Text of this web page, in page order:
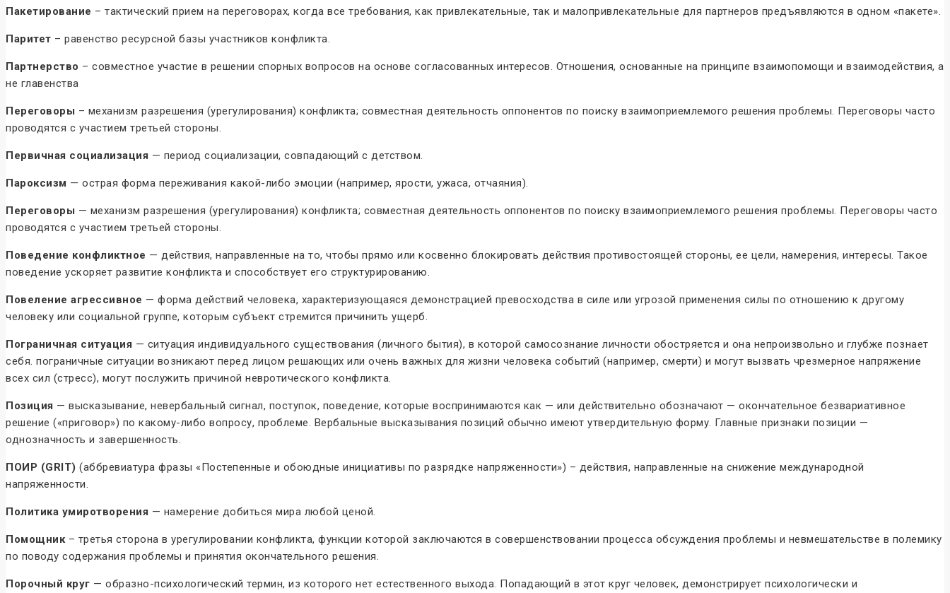
Пакетирование – тактический прием на переговорах, когда все требования, как привлекательные, так и малопривлекательные для партнеров предъявляются в одном «пакете».
Паритет – равенство ресурсной базы участников конфликта.
Партнерство – совместное участие в решении спорных вопросов на основе согласованных интересов. Отношения, основанные на принципе взаимопомощи и взаимодействия, а
не главенства
Переговоры – механизм разрешения (урегулирования) конфликта; совместная деятельность оппонентов по поиску взаимоприемлемого решения проблемы. Переговоры часто
проводятся с участием третьей стороны.
Первичная социализация — период социализации, совпадающий с детством.
Пароксизм — острая форма переживания какой-либо эмоции (например, ярости, ужаса, отчаяния).
Переговоры — механизм разрешения (урегулирования) конфликта; совместная деятельность оппонентов по поиску взаимоприемлемого решения проблемы. Переговоры часто
проводятся с участием третьей стороны.
Поведение конфликтное — действия, направленные на то, чтобы прямо или косвенно блокировать действия противостоящей стороны, ее цели, намерения, интересы. Такое
поведение ускоряет развитие конфликта и способствует его структурированию.
Повеление агрессивное — форма действий человека, характеризующаяся демонстрацией превосходства в силе или угрозой применения силы по отношению к другому
человеку или социальной группе, которым субъект стремится причинить ущерб.
Пограничная ситуация — ситуация индивидуального существования (личного бытия), в которой самосознание личности обостряется и она непроизвольно и глубже познает
себя. пограничные ситуации возникают перед лицом решающих или очень важных для жизни человека событий (например, смерти) и могут вызвать чрезмерное напряжение
всех сил (стресс), могут послужить причиной невротического конфликта.
Позиция — высказывание, невербальный сигнал, поступок, поведение, которые воспринимаются как — или действительно обозначают — окончательное безвариативное
решение («приговор») по какому-либо вопросу, проблеме. Вербальные высказывания позиций обычно имеют утвердительную форму. Главные признаки позиции —
однозначность и завершенность.
ПОИР (GRIT) (аббревиатура фразы «Постепенные и обоюдные инициативы по разрядке напряженности») – действия, направленные на снижение международной
напряженности.
Политика умиротворения — намерение добиться мира любой ценой.
Помощник – третья сторона в урегулировании конфликта, функции которой заключаются в совершенствовании процесса обсуждения проблемы и невмешательстве в полемику
по поводу содержания проблемы и принятия окончательного решения.
Порочный круг — образно-психологический термин, из которого нет естественного выхода. Попадающий в этот круг человек, демонстрирует психологически и